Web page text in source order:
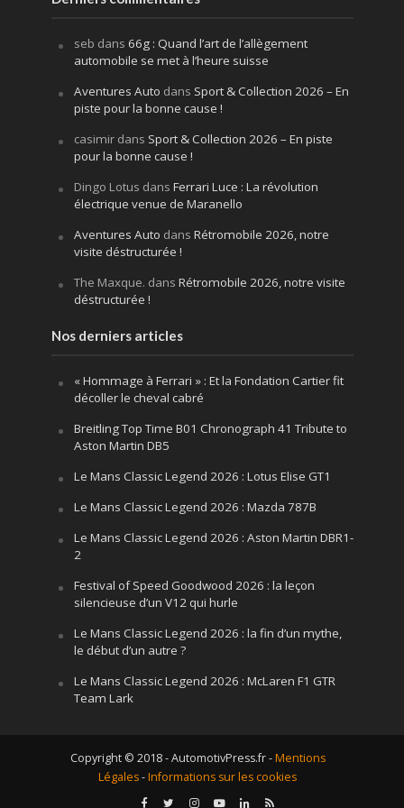
seb dans 66g : Quand l’art de l’allègement
automobile se met à l’heure suisse
Aventures Auto dans Sport & Collection 2026 – En
piste pour la bonne cause !
casimirdans Sport & Collection 2026 – En piste
pour la bonne cause !
Dingo Lotus dans Ferrari Luce : La révolution
électrique venue de Maranello
Aventures Auto dans Rétromobile 2026, notre
visite déstructurée !
The Maxque. dans Rétromobile 2026, notre visite
déstructurée !
Nos derniers articles
« Hommage à Ferrari » : Et la Fondation Cartier fit
décoller le cheval cabré
Breitling Top Time B01 Chronograph 41 Tribute to
Aston Martin DB5
Le Mans Classic Legend 2026 : Lotus Elise GT1
Le Mans Classic Legend 2026 : Mazda 787B
Le Mans Classic Legend 2026 : Aston Martin DBR1-
2
Festival of Speed Goodwood 2026 : la leçon
silencieuse d’un V12 qui hurle
Le Mans Classic Legend 2026 : la fin d’un mythe,
le début d’un autre ?
Le Mans Classic Legend 2026 : McLaren F1 GTR
Team Lark
Copyright © 2018 - AutomotivPress.fr -Mentions
Légales-Informations sur les cookies